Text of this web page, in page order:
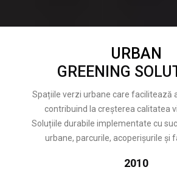
URBAN
GREENING
Spațiile verzi urbane care facilitează
contribuind la creșterea calitatea
Soluțiile durabile implementate cu
urbane, parcurile, acoperișurile și
2010